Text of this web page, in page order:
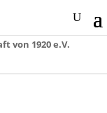
von 1920 e.V.